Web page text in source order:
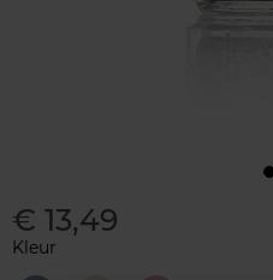
€ 13,49
Kleur